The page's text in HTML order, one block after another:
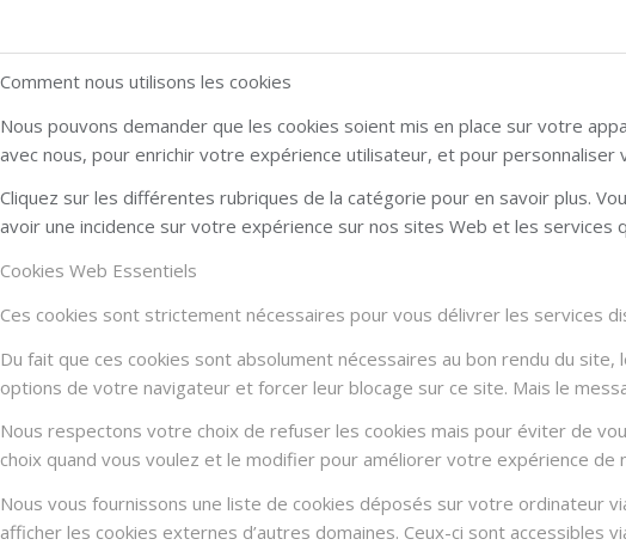
Comment nous utilisons les cookies
Nous pouvons demander que les cookies soient mis en place sur votre
avec nous, pour enrichir votre expérience utilisateur, et pour
Cliquez sur les différentes rubriques de la catégorie pour en savoir plus.
avoir une incidence sur votre expérience sur nos sites Web et les services
Cookies Web Essentiels
Ces cookies sont strictement nécessaires pour vous délivrer les services
Du fait que ces cookies sont absolument nécessaires au bon rendu du
options de votre navigateur et forcer leur blocage sur ce site. Mais le
Nous respectons votre choix de refuser les cookies mais pour éviter de
choix quand vous voulez et le modifier pour améliorer votre expérience
Nous vous fournissons une liste de cookies déposés sur votre ordinateur
afficher les cookies externes d’autres domaines. Ceux-ci sont accessibles